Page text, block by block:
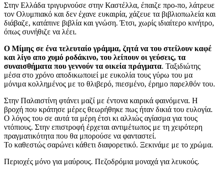
Στην Ελλάδα τριγυρνούσε στην Καστέλλα, έπαιζε προ-πο, λάτρευε
τον Ολυμπιακό και δεν έχανε ευκαιρία, χάζευε τα βιβλιοπωλεία και
διάβαζε, κατάπινε βιβλία και γνώση. Έτσι, χωρίς ιδιαίτερο κινήτρο,
όπως συνήθιζε να λέει.
Ο Μίμης σε ένα τελευταίο γράμμα, ζητά να του στείλουν καφέ
και λίγο απο χυμό ροδάκινο, του λείπουν οι γεύσεις, τα
συναισθήματα που γεννούν τα οικεία πράγματα. Ταξιδιώτης
μέσα στο χρόνο αποδικωποιεί με ευκολία τους γύρω του μα
μόνιμα κολλημένος με το θλιβερό, πιεσμένο, έρημο παρελθόν του.
Στην Παλαιστίνη φτάνει μαζί με έντονα καιρικά φαινόμενα. Η
βροχή που κράτησε μέρες θεωρήθηκε πως ήταν δικιά του ευλογία.
Ο λόγος του σε αυτά τα μέρη έτσι κι αλλιώς αγίασμα για τους
ντόπιους. Στην επιστροφή έρχεται αντιμέτωπος με τη χειρότερη
πραγματικότητα που θα μπορούσε να φανταστεί.
Το καθεστώς σαρώνει κάθετι διαφορετικό. Ξεκινάμε με το χρώμα.
Περιοχές μόνο για μαύρους. Πεζοδρόμια μοναχά για λευκούς.